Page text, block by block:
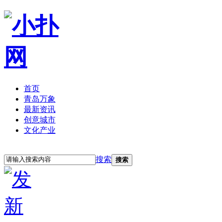
首页
青岛万象
最新资讯
创意城市
文化产业
搜索 搜索